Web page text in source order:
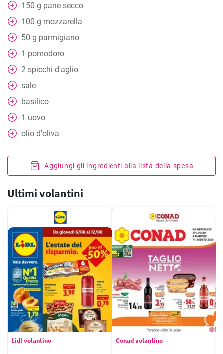
150 g pane secco
100 g mozzarella
50 g parmigiano
1 pomodoro
2 spicchi d'aglio
sale
basilico
1 uovo
olio d'oliva
Aggiungi gli ingredienti alla lista della spesa
Ultimi volantini
Lidl volantino Conad volantino